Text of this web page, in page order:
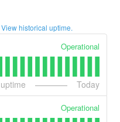
View historical uptime.
Operational
Today
Operational